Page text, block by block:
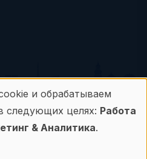
Политика
конфиденциальности
и обрабатываем
следующих целях: Работа
& Аналитика.